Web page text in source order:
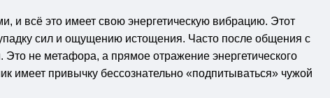
всё это имеет свою энергетическую вибрацию. Этот
сил и ощущению истощения. Часто после общения с
Это не метафора, а прямое отражение энергетического
имеет привычку бессознательно «подпитываться» чужой